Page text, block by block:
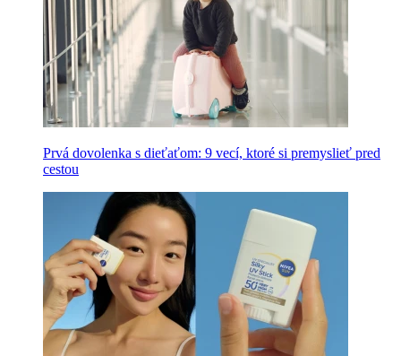
Prvá dovolenka s dieťaťom: 9 vecí, ktoré si premyslieť pred
cestou